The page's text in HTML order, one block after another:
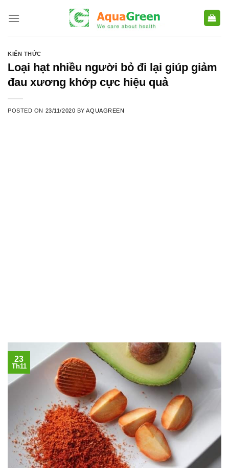
KIẾN THỨC
Loại hạt nhiều người bỏ đi lại giúp giảm
đau xương khớp cực hiệu quả
POSTED ON 23/11/2020 BYAQUAGREEN
23
Th11